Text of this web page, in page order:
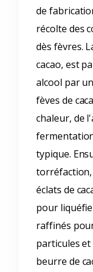
de
récolte des
dès fèvres.
cacao, est
alcool par
fèves de
chaleur, de
typique.
torréfaction,
éclats de
pour
raffinés
particules
beurre de